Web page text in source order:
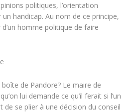
politiques, l’orientation
handicap. Au nom de ce principe,
d’un homme politique de faire
boîte de Pandore? Le maire de
lui demande ce qu’il ferait si l’un
de se plier à une décision du conseil